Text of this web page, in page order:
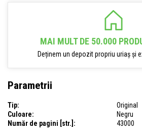
MAI MULT DE 50.000
Deținem un depozit propriu uriaș și
Parametrii
Tip:
Original
Culoare:
Negru
Număr de pagini [str.]:
43000